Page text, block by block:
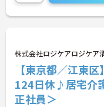
株式会社ロジケアロジケア
【東京都／江東
124日休♪居宅介
正社員＞